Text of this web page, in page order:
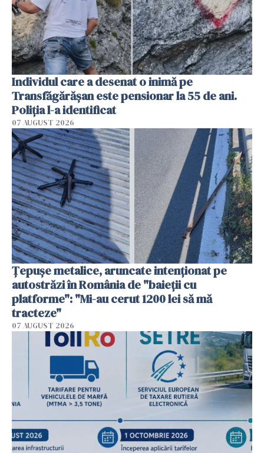
Individul care a desenat o inimă pe
Transfăgărășan este pensionar la 55 de ani.
Poliția l-a identificat
07 AUGUST 2026
Țepușe metalice, aruncate intenționat pe
autostrăzi în România de "baieții cu
platforme": "Mi-au cerut 1200 lei să mă
tracteze"
07 AUGUST 2026